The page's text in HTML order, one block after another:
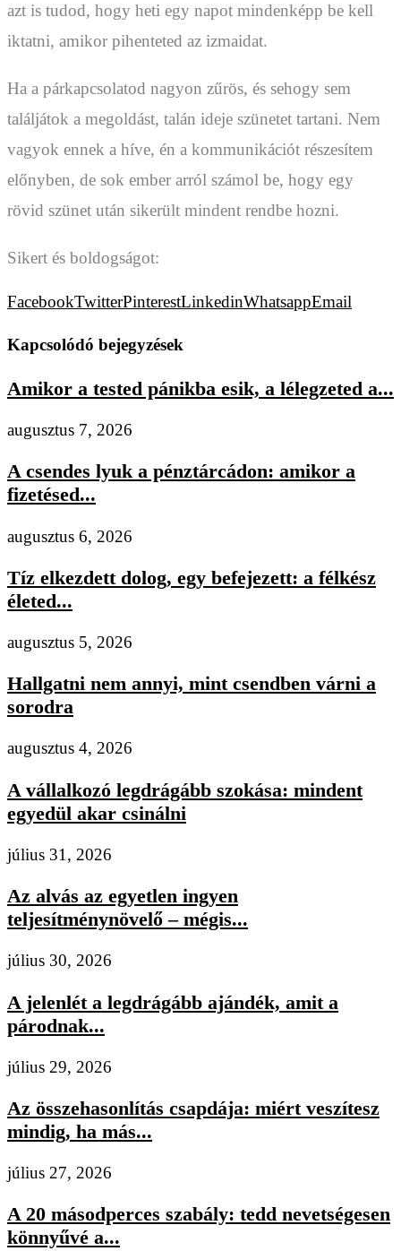
azt is tudod, hogy heti egy napot mindenképp be kell
iktatni, amikor pihenteted az izmaidat.
Ha a párkapcsolatod nagyon zűrös, és sehogy sem
találjátok a megoldást, talán ideje szünetet tartani. Nem
vagyok ennek a híve, én a kommunikációt részesítem
előnyben, de sok ember arról számol be, hogy egy
rövid szünet után sikerült mindent rendbe hozni.
Sikert és boldogságot:
FacebookTwitterPinterestLinkedinWhatsappEmail
Kapcsolódó bejegyzések
Amikor a tested pánikba esik, a lélegzeted a...
augusztus 7, 2026
A csendes lyuk a pénztárcádon: amikor a
fizetésed...
augusztus 6, 2026
Tíz elkezdett dolog, egy befejezett: a félkész
életed...
augusztus 5, 2026
Hallgatni nem annyi, mint csendben várni a
sorodra
augusztus 4, 2026
A vállalkozó legdrágább szokása: mindent
egyedül akar csinálni
július 31, 2026
Az alvás az egyetlen ingyen
teljesítménynövelő – mégis...
július 30, 2026
A jelenlét a legdrágább ajándék, amit a
párodnak...
július 29, 2026
Az összehasonlítás csapdája: miért veszítesz
mindig, ha más...
július 27, 2026
A 20 másodperces szabály: tedd nevetségesen
könnyűvé a...